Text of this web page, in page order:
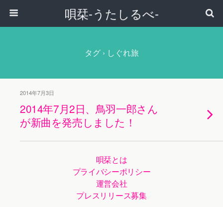
唄栞-うたしるべ-
タグ › しぐれ旅
2014年7月3日
2014年7月2日、鳥羽一郎さん
が新曲を発売しました！
唄栞とは
プライバシーポリシー
運営会社
プレスリリース募集